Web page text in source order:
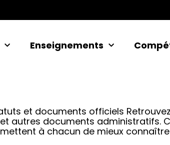
Enseignements
et documents officiels
autres documents
à chacun de mieux